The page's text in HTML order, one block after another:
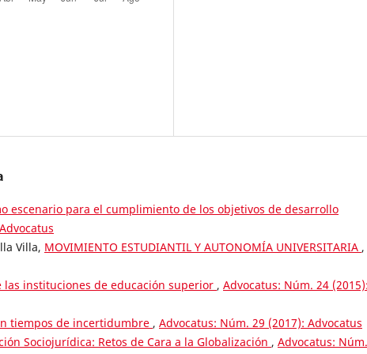
escenario para el cumplimiento de los objetivos de desarrollo
Villa, MOVIMIENTO ESTUDIANTIL Y AUTONOMÍA UNIVERSITARIA ,
las instituciones de educación superior , Advocatus: Núm. 24 (2015):
tiempos de incertidumbre , Advocatus: Núm. 29 (2017): Advocatus
Sociojurídica: Retos de Cara a la Globalización , Advocatus: